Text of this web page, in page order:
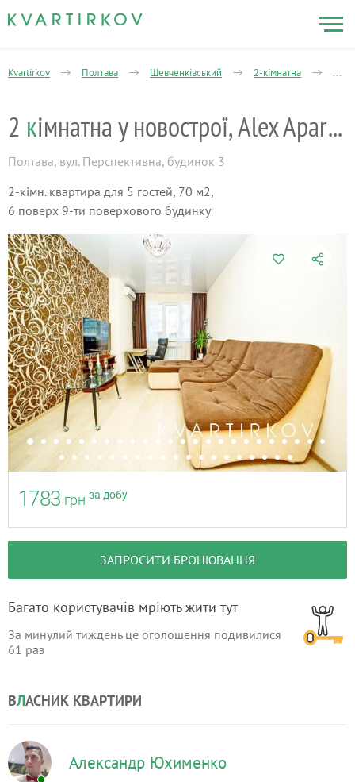
Kvartirkov Полтава Шевченківський 2-кімнатна 2
2 кімнатна у новострої, Alex Apartments
Полтава, вул. Перспективна, будинок 3
2-кімн. квартира для 5 гостей, 70 м2,
6 поверх 9-ти поверхового будинку
1783 грн за добу
ЗАПРОСИТИ БРОНЮВАННЯ
Багато користувачів мріють жити тут
За минулий тиждень це оголошення подивилися
61 раз
ВЛАСНИК КВАРТИРИ
Александр Юхименко